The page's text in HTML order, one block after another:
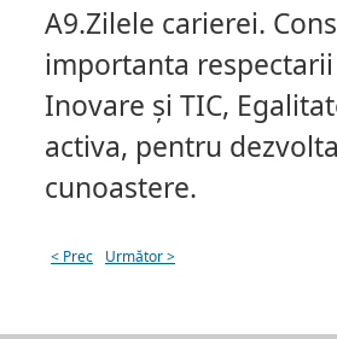
A9.Zilele carierei.
importanta
Inovare şi TIC,
activa, pentru
cunoastere.
< Prec Următor >